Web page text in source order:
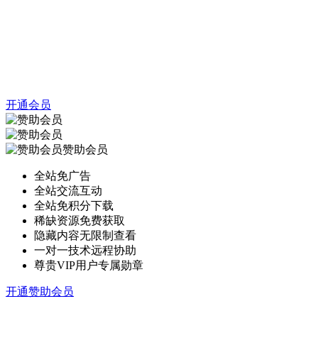
开通会员
赞助会员
全站免广告
全站交流互动
全站免积分下载
稀缺资源免费获取
隐藏内容无限制查看
一对一技术远程协助
尊贵VIP用户专属勋章
开通赞助会员